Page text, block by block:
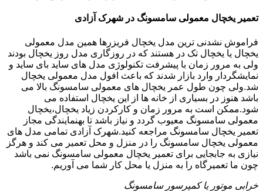
تعمیر یخچال معمولی سامسونگ در شهرک آزادی
فراموش نشدنی ترین مدل یخچال فریزرها همین مدل معمولی
یخچال یا یخچال تک در هستند که در روزگاری مدل روز یخچال بودند
ولی به مرور زمان با پیشرفت تکنولوژی مدل های ساید بای ساید و
نمایشگردار وارد بازار شدند که باعث افول مدل معمولی یخچال
شد.ولی چون طول عمر یخچال های معمولی سامسونگ بالا می
باشد هنوز در بسیاری از خانه ها از این یخچال استفاده می
شود.ممکن است به مرور زمان و کارکردن زیاد یخچال،یخچال
معمولی سامسونگ معیوب گردد و نیاز باشد تا بهنمایندگی مجاز
تعمیر یخچال سامسونگ مراجعه کنید.شهرک آزادی تمامی مدل های
معمولی یخچال سامسونگ را در منزل و محل تعمیر می کند و هرگز
نیازی به جابجایی برای تعمیر یخچال معمولی سامسونگ نمی باشد
چون ما تعمیرگاه را به منزل یا محل کار شما می آوریم.
خرابی موتور یا کمپرسور سامسونگ